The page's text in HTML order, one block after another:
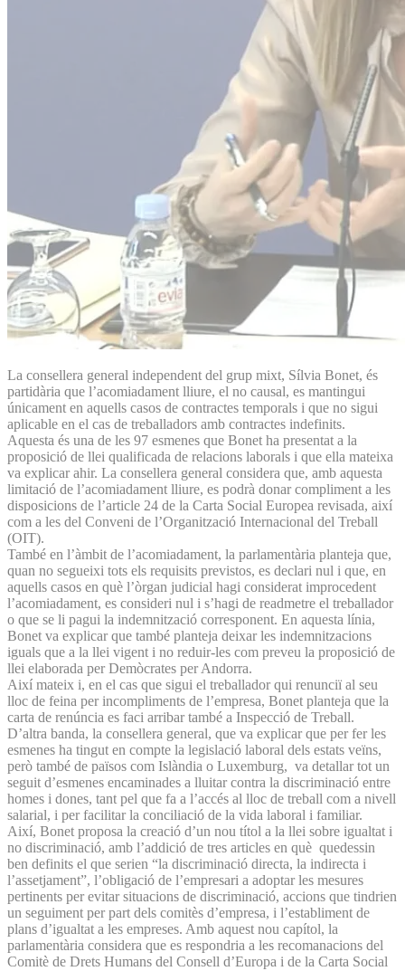
La consellera general independent del grup mixt, Sílvia Bonet, és
partidària que l’acomiadament lliure, el no causal, es mantingui
únicament en aquells casos de contractes temporals i que no sigui
aplicable en el cas de treballadors amb contractes indefinits.
Aquesta és una de les 97 esmenes que Bonet ha presentat a la
proposició de llei qualificada de relacions laborals i que ella mateixa
va explicar ahir. La consellera general considera que, amb aquesta
limitació de l’acomiadament lliure, es podrà donar compliment a les
disposicions de l’article 24 de la Carta Social Europea revisada, així
com a les del Conveni de l’Organització Internacional del Treball
(OIT).
També en l’àmbit de l’acomiadament, la parlamentària planteja que,
quan no segueixi tots els requisits previstos, es declari nul i que, en
aquells casos en què l’òrgan judicial hagi considerat improcedent
l’acomiadament, es consideri nul i s’hagi de readmetre el treballador
o que se li pagui la indemnització corresponent. En aquesta línia,
Bonet va explicar que també planteja deixar les indemnitzacions
iguals que a la llei vigent i no reduir-les com preveu la proposició de
llei elaborada per Demòcrates per Andorra.
Així mateix i, en el cas que sigui el treballador qui renunciï al seu
lloc de feina per incompliments de l’empresa, Bonet planteja que la
carta de renúncia es faci arribar també a Inspecció de Treball.
D’altra banda, la consellera general, que va explicar que per fer les
esmenes ha tingut en compte la legislació laboral dels estats veïns,
però també de països com Islàndia o Luxemburg, va detallar tot un
seguit d’esmenes encaminades a lluitar contra la discriminació entre
homes i dones, tant pel que fa a l’accés al lloc de treball com a nivell
salarial, i per facilitar la conciliació de la vida laboral i familiar.
Així, Bonet proposa la creació d’un nou títol a la llei sobre igualtat i
no discriminació, amb l’addició de tres articles en què quedessin
ben definits el que serien “la discriminació directa, la indirecta i
l’assetjament”, l’obligació de l’empresari a adoptar les mesures
pertinents per evitar situacions de discriminació, accions que tindrien
un seguiment per part dels comitès d’empresa, i l’establiment de
plans d’igualtat a les empreses. Amb aquest nou capítol, la
parlamentària considera que es respondria a les recomanacions del
Comitè de Drets Humans del Consell d’Europa i de la Carta Social